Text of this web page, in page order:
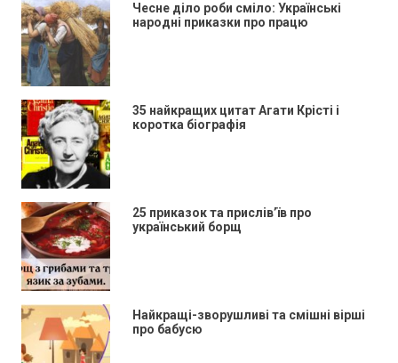
Чесне діло роби сміло: Українські
народні приказки про працю
35 найкращих цитат Агати Крісті і
коротка біографія
25 приказок та прислів’їв про
український борщ
Найкращі-зворушливі та смішні вірші
про бабусю